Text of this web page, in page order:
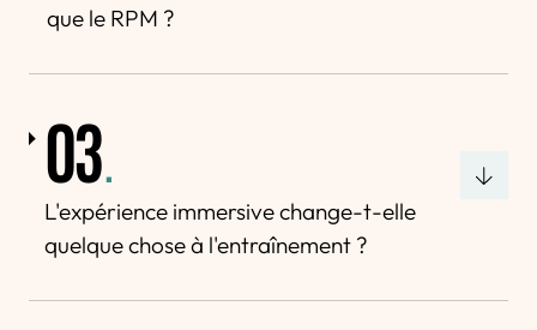
que le RPM ?
03.
L'expérience immersive change-t-elle
quelque chose à l'entraînement ?